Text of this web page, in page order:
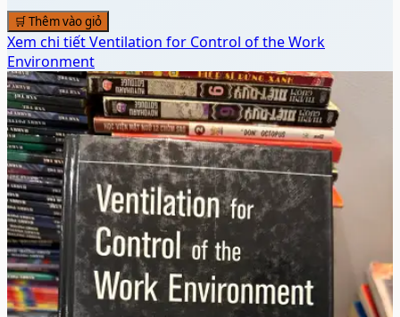
🛒 Thêm vào giỏ
Xem chi tiếtVentilation for Control of the Work
Environment